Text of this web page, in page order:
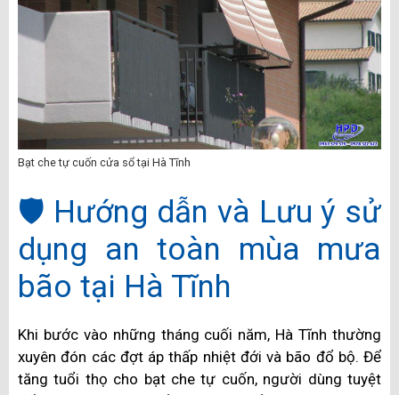
Bạt che tự cuốn cửa sổ tại Hà Tĩnh
🛡️ Hướng dẫn và Lưu ý sử
dụng an toàn mùa mưa
bão tại Hà Tĩnh
Khi bước vào những tháng cuối năm, Hà Tĩnh thường
xuyên đón các đợt áp thấp nhiệt đới và bão đổ bộ. Để
tăng tuổi thọ cho bạt che tự cuốn, người dùng tuyệt